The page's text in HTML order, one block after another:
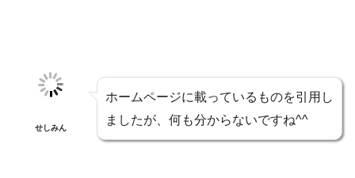
せしみん
ホームページに載っているものを引用し
ましたが、何も分からないですね^^